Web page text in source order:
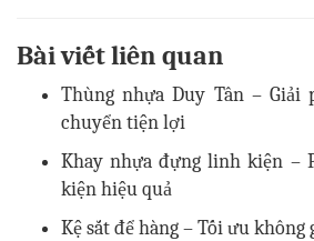
Bài viết liên quan
Thùng nhựa Duy Tân – Giải
chuyển tiện lợi
Khay nhựa đựng linh kiện –
kiện hiệu quả
Kệ sắt để hàng – Tối ưu